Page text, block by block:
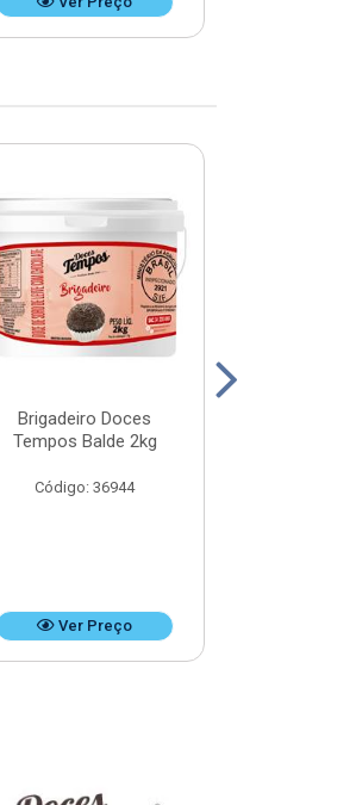
Brigadeiro Doces
Tempos Balde 2kg
Código: 36944
Ver Preço